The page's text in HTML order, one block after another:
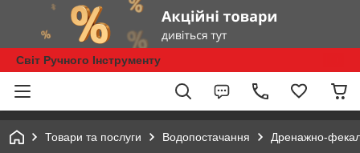
Світ Ручного Інструменту
Товари та послуги Водопостачання Дренажно-